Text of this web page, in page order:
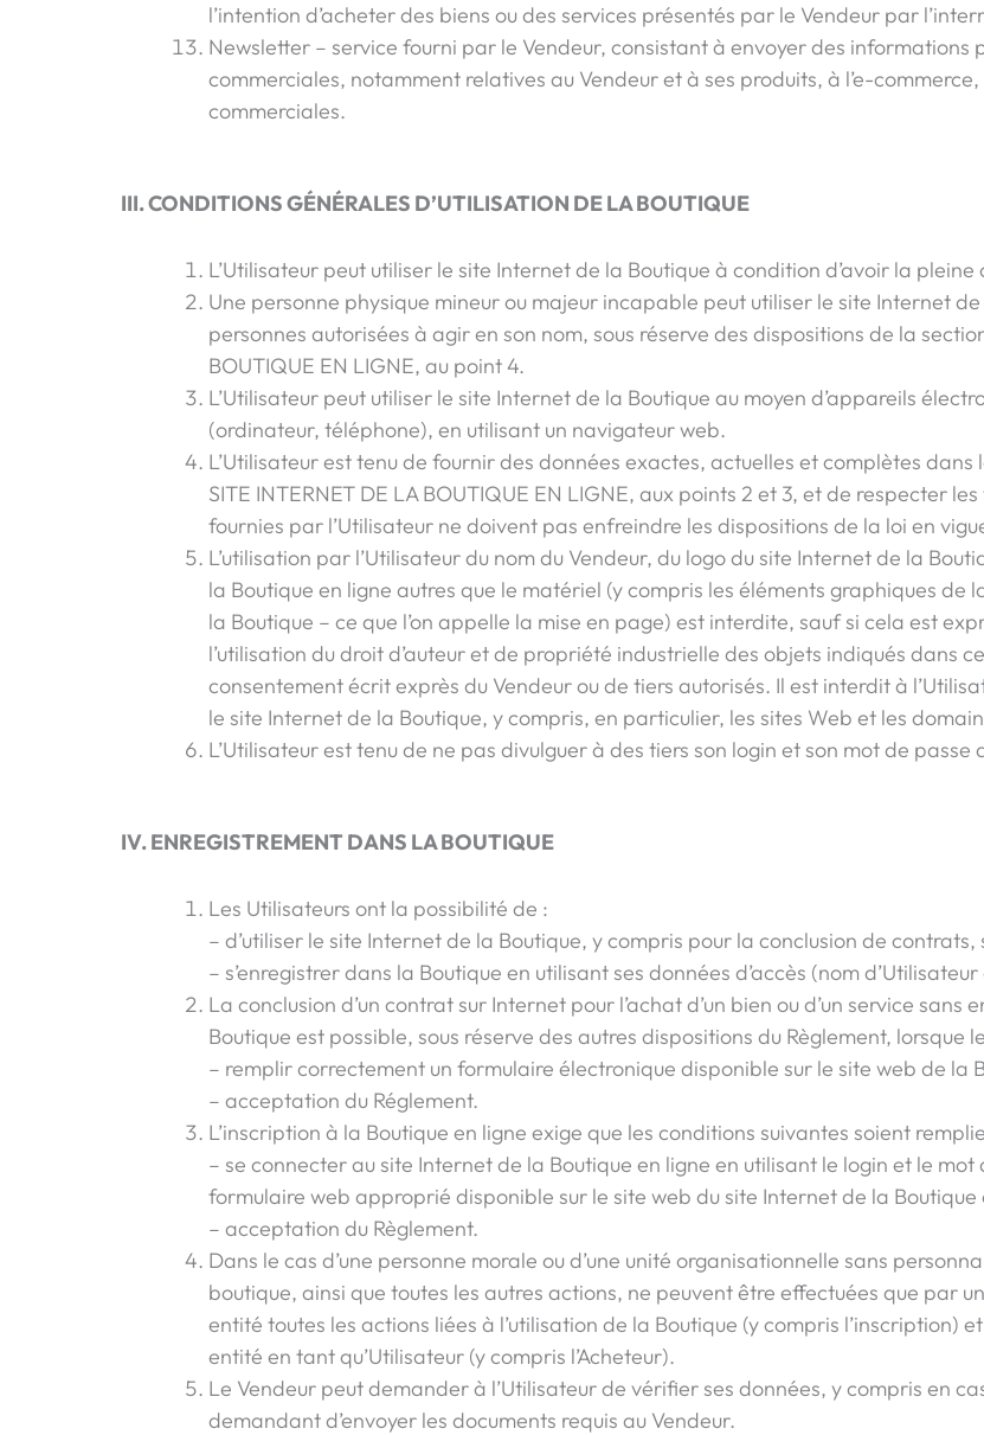
l’intention d’acheter des biens ou des services présentés par le Vendeur par
Newsletter – service fourni par le Vendeur, consistant à envoyer des
commerciales, notamment relatives au Vendeur et à ses produits, à l’e-
commerciales.
III. CONDITIONS GÉNÉRALES D’UTILISATION DE LA BOUTIQUE
L’Utilisateur peut utiliser le site Internet de la Boutique à condition d’avoir la
Une personne physique mineur ou majeur incapable peut utiliser le site Internet
personnes autorisées à agir en son nom, sous réserve des dispositions de la
BOUTIQUE EN LIGNE, au point 4.
L’Utilisateur peut utiliser le site Internet de la Boutique au moyen d’appareils
(ordinateur, téléphone), en utilisant un navigateur web.
L’Utilisateur est tenu de fournir des données exactes, actuelles et complètes dans
SITE INTERNET DE LA BOUTIQUE EN LIGNE, aux points 2 et 3, et de respecter
fournies par l’Utilisateur ne doivent pas enfreindre les dispositions de la loi en
L’utilisation par l’Utilisateur du nom du Vendeur, du logo du site Internet de la
la Boutique en ligne autres que le matériel (y compris les éléments graphiques de
la Boutique – ce que l’on appelle la mise en page) est interdite, sauf si cela est
l’utilisation du droit d’auteur et de propriété industrielle des objets indiqués dans
consentement écrit exprès du Vendeur ou de tiers autorisés. Il est interdit à
le site Internet de la Boutique, y compris, en particulier, les sites Web et les
L’Utilisateur est tenu de ne pas divulguer à des tiers son login et son mot de
IV. ENREGISTREMENT DANS LA BOUTIQUE
Les Utilisateurs ont la possibilité de :
– d’utiliser le site Internet de la Boutique, y compris pour la conclusion de contrats,
– s’enregistrer dans la Boutique en utilisant ses données d’accès (nom
La conclusion d’un contrat sur Internet pour l’achat d’un bien ou d’un service
Boutique est possible, sous réserve des autres dispositions du Règlement, lorsque
– remplir correctement un formulaire électronique disponible sur le site web de la
– acceptation du Réglement.
L’inscription à la Boutique en ligne exige que les conditions suivantes soient
– se connecter au site Internet de la Boutique en ligne en utilisant le login et le
formulaire web approprié disponible sur le site web du site Internet de la Boutique
– acceptation du Règlement.
Dans le cas d’une personne morale ou d’une unité organisationnelle sans
boutique, ainsi que toutes les autres actions, ne peuvent être effectuées que par
entité toutes les actions liées à l’utilisation de la Boutique (y compris l’inscription)
entité en tant qu’Utilisateur (y compris l’Acheteur).
Le Vendeur peut demander à l’Utilisateur de vérifier ses données, y compris en
demandant d’envoyer les documents requis au Vendeur.